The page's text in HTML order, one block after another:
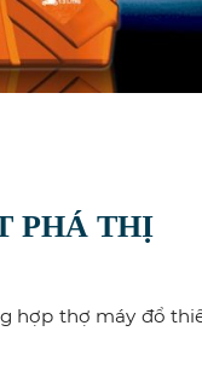
PHÁ THỊ
hợp thợ máy đổ